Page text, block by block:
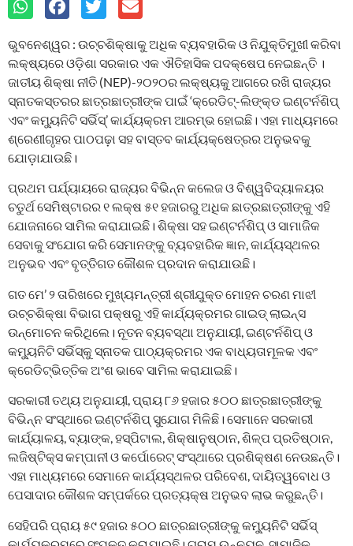
ଭୁବନେଶ୍ୱର : ଉଚ୍ଚଶିକ୍ଷାକୁ ଅଧିକ ବ୍ୟବହାରିକ ଓ ନିଯୁକ୍ତିମୁଖୀ କରିବା
ଲକ୍ଷ୍ୟରେ ଓଡ଼ିଶା ସରକାର ଏକ ଐତିହାସିକ ପଦକ୍ଷେପ ନେଇଛନ୍ତି ।
ଜାତୀୟ ଶିକ୍ଷା ନୀତି (NEP)-୨୦୨୦ର ଲକ୍ଷ୍ୟକୁ ଆଗରେ ରଖି ରାଜ୍ୟର
ସ୍ନାତକସ୍ତରର ଛାତ୍ରଛାତ୍ରୀଙ୍କ ପାଇଁ ‘କ୍ରେଡିଟ୍-ଲିଙ୍କ୍ଡ ଇଣ୍ଟର୍ନଶିପ୍
ଏବଂ କମ୍ୟୁନିଟି ସର୍ଭିସ୍’ କାର୍ଯ୍ୟକ୍ରମ ଆରମ୍ଭ ହୋଇଛି। ଏହା ମାଧ୍ୟମରେ
ଶ୍ରେଣୀଗୃହର ପାଠପଢ଼ା ସହ ବାସ୍ତବ କାର୍ଯ୍ୟକ୍ଷେତ୍ରର ଅନୁଭବକୁ
ଯୋଡ଼ାଯାଉଛି।
ପ୍ରଥମ ପର୍ଯ୍ୟାୟରେ ରାଜ୍ୟର ବିଭିନ୍ନ କଲେଜ ଓ ବିଶ୍ୱବିଦ୍ୟାଳୟର
ଚତୁର୍ଥ ସେମିଷ୍ଟାରର ୧ ଲକ୍ଷ ୫୧ ହଜାରରୁ ଅଧିକ ଛାତ୍ରଛାତ୍ରୀଙ୍କୁ ଏହି
ଯୋଜନାରେ ସାମିଲ କରାଯାଇଛି। ଶିକ୍ଷା ସହ ଇଣ୍ଟର୍ନଶିପ୍ ଓ ସାମାଜିକ
ସେବାକୁ ସଂଯୋଗ କରି ସେମାନଙ୍କୁ ବ୍ୟବହାରିକ ଜ୍ଞାନ, କାର୍ଯ୍ୟସ୍ଥଳର
ଅନୁଭବ ଏବଂ ବୃତ୍ତିଗତ କୌଶଳ ପ୍ରଦାନ କରାଯାଉଛି।
ଗତ ମେ’ ୨ ତାରିଖରେ ମୁଖ୍ୟମନ୍ତ୍ରୀ ଶ୍ରୀଯୁକ୍ତ ମୋହନ ଚରଣ ମାଝୀ
ଉଚ୍ଚଶିକ୍ଷା ବିଭାଗ ପକ୍ଷରୁ ଏହି କାର୍ଯ୍ୟକ୍ରମର ଗାଇଡ୍‌ ଲାଇନ୍ସ
ଉନ୍ମୋଚନ କରିଥିଲେ। ନୂତନ ବ୍ୟବସ୍ଥା ଅନୁଯାୟୀ, ଇଣ୍ଟର୍ନଶିପ୍ ଓ
କମ୍ୟୁନିଟି ସର୍ଭିସ୍‌କୁ ସ୍ନାତକ ପାଠ୍ୟକ୍ରମର ଏକ ବାଧ୍ୟତାମୂଳକ ଏବଂ
କ୍ରେଡିଟ୍‌ଭିତ୍ତିକ ଅଂଶ ଭାବେ ସାମିଲ କରାଯାଇଛି।
ସରକାରୀ ତଥ୍ୟ ଅନୁଯାୟୀ, ପ୍ରାୟ ୮୬ ହଜାର ୫୦୦ ଛାତ୍ରଛାତ୍ରୀଙ୍କୁ
ବିଭିନ୍ନ ସଂସ୍ଥାରେ ଇଣ୍ଟର୍ନଶିପ୍ ସୁଯୋଗ ମିଳିଛି। ସେମାନେ ସରକାରୀ
କାର୍ଯ୍ୟାଳୟ, ବ୍ୟାଙ୍କ, ହସ୍ପିଟାଲ, ଶିକ୍ଷାନୁଷ୍ଠାନ, ଶିଳ୍ପ ପ୍ରତିଷ୍ଠାନ,
ଲଜିଷ୍ଟିକ୍ସ କମ୍ପାନୀ ଓ କର୍ପୋରେଟ୍ ସଂସ୍ଥାରେ ପ୍ରଶିକ୍ଷଣ ନେଉଛନ୍ତି।
ଏହା ମାଧ୍ୟମରେ ସେମାନେ କାର୍ଯ୍ୟସ୍ଥଳର ପରିବେଶ, ଦାୟିତ୍ୱବୋଧ ଓ
ପେସାଦାର କୌଶଳ ସମ୍ପର୍କରେ ପ୍ରତ୍ୟକ୍ଷ ଅନୁଭବ ଲାଭ କରୁଛନ୍ତି।
ସେହିପରି ପ୍ରାୟ ୫୯ ହଜାର ୫୦୦ ଛାତ୍ରଛାତ୍ରୀଙ୍କୁ କମ୍ୟୁନିଟି ସର୍ଭିସ୍